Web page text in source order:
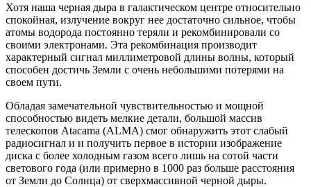
Хотя наша черная дыра в галактическом центре относительно
спокойная, излучение вокруг нее достаточно сильное, чтобы
атомы водорода постоянно теряли и рекомбинировали со
своими электронами. Эта рекомбинация производит
характерный сигнал миллиметровой длины волны, который
способен достичь Земли с очень небольшими потерями на
своем пути.
Обладая замечательной чувствительностью и мощной
способностью видеть мелкие детали, большой массив
телескопов Atacama (ALMA) смог обнаружить этот слабый
радиосигнал и и получить первое в истории изображение
диска с более холодным газом всего лишь на сотой части
светового года (или примерно в 1000 раз больше расстояния
от Земли до Солнца) от сверхмассивной черной дыры.